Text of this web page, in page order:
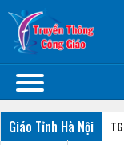
Giáo Tỉnh Hà Nội